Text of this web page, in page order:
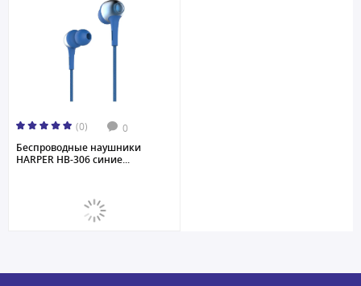
(0) 0
Беспроводные наушники
HARPER HB-306 синие...